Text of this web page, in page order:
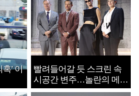
’ 이
빨려들어갈 듯 스크린 속
시공간 변주…놀란의 메시
지는 ‘전쟁 속죄’